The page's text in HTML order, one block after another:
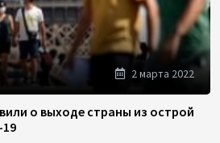
2 марта 2022
о выходе страны из острой